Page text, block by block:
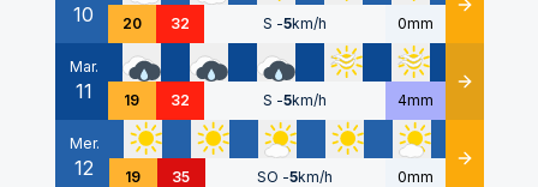
10 20 32 S -5km/h 0mm Détails
Mar.
11 19 32 S -5km/h 4mm Détails
Mer.
12 19 35 SO -5km/h 0mm Détails